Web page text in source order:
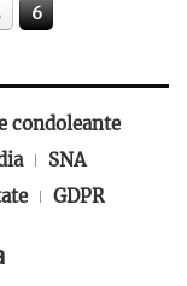
6
condoleante
SNA
GDPR